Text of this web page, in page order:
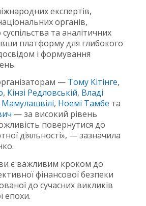
експертів,
органів,
та аналітичних
платформу для глибокого
і формування
— Тому Кітінге,
, Кінзі Редловській, Владі
Мамулашвілі, Ноемі Тамбе та
— за високий рівень
повернутися до
діяльності», — зазначила
є важливим кроком до
фінансової безпеки
до сучасних викликів
епохи.